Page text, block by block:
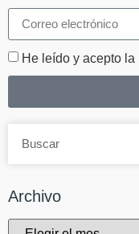
He leído y acepto la
Archivo